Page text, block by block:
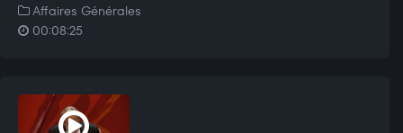
Affaires Générales
00:08:25